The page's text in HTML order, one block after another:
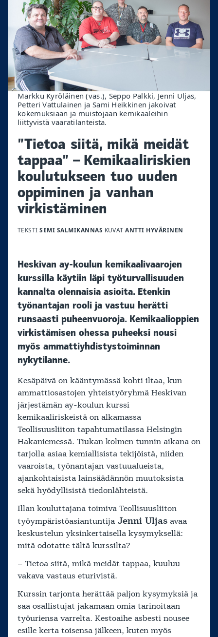
Markku Kyröläinen (vas.), Seppo Palkki, Jenni Uljas,
Petteri Vattulainen ja Sami Heikkinen jakoivat
kokemuksiaan ja muistojaan kemikaaleihin
liittyvistä vaaratilanteista.
”Tietoa siitä, mikä meidät
tappaa” – Kemikaaliriskien
koulutukseen tuo uuden
oppiminen ja vanhan
virkistäminen
TEKSTI SEMI SALMIKANNAS KUVATANTTI HYVÄRINEN
Heskivan ay-koulun kemikaalivaarojen
kurssilla käytiin läpi työturvallisuuden
kannalta olennaisia asioita. Etenkin
työnantajan rooli ja vastuu herätti
runsaasti puheenvuoroja. Kemikaalioppien
virkistämisen ohessa puheeksi nousi
myös ammattiyhdistystoiminnan
nykytilanne.
Kesäpäivä on kääntymässä kohti iltaa, kun
ammattiosastojen yhteistyöryhmä Heskivan
järjestämän ay-koulun kurssi
kemikaaliriskeistä on alkamassa
Teollisuusliiton tapahtumatilassa Helsingin
Hakaniemessä. Tiukan kolmen tunnin aikana on
tarjolla asiaa kemiallisista tekijöistä, niiden
vaaroista, työnantajan vastuualueista,
ajankohtaisista lainsäädännön muutoksista
sekä hyödyllisistä tiedonlähteistä.
Illan kouluttajana toimiva Teollisuusliiton
työympäristöasiantuntija Jenni Uljas avaa
keskustelun yksinkertaisella kysymyksellä:
mitä odotatte tältä kurssilta?
– Tietoa siitä, mikä meidät tappaa, kuuluu
vakava vastaus eturivistä.
Kurssin tarjonta herättää paljon kysymyksiä ja
saa osallistujat jakamaan omia tarinoitaan
työuriensa varrelta. Kestoaihe asbesti nousee
esille kerta toisensa jälkeen, kuten myös